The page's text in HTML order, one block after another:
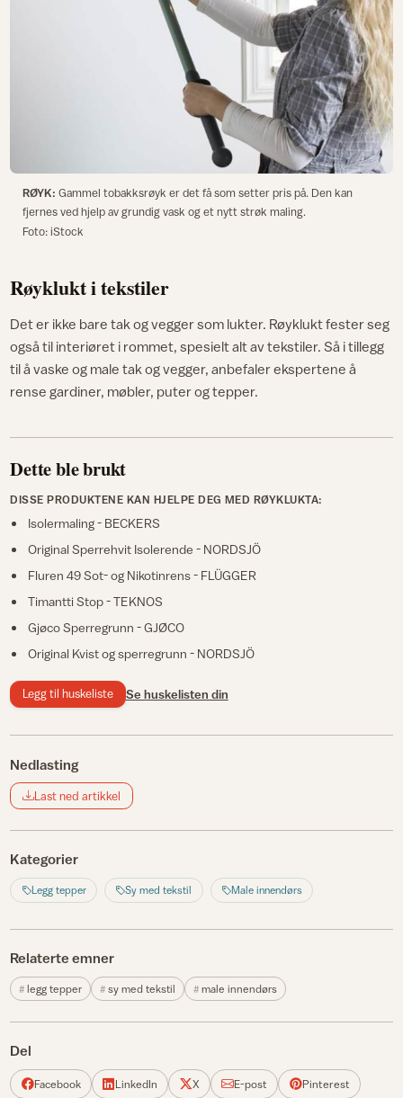
RØYK: Gammel tobakksrøyk er det få som setter pris på. Den kan
fjernes ved hjelp av grundig vask og et nytt strøk maling.
Foto: iStock
Røyklukt i tekstiler
Det er ikke bare tak og vegger som lukter. Røyklukt fester seg
også til interiøret i rommet, spesielt alt av tekstiler. Så i tillegg
til å vaske og male tak og vegger, anbefaler ekspertene å
rense gardiner, møbler, puter og tepper.
Dette ble brukt
DISSE PRODUKTENE KAN HJELPE DEG MED RØYKLUKTA:
Isolermaling - BECKERS
Original Sperrehvit Isolerende - NORDSJÖ
Fluren 49 Sot- og Nikotinrens - FLÜGGER
Timantti Stop - TEKNOS
Gjøco Sperregrunn - GJØCO
Original Kvist og sperregrunn - NORDSJÖ
Legg til huskeliste Se huskelisten din
Nedlasting
Last ned artikkel
Kategorier
Legg tepper Sy med tekstil Male innendørs
Relaterte emner
legg tepper sy med tekstil male innendørs
Del
Facebook LinkedIn X E-post Pinterest